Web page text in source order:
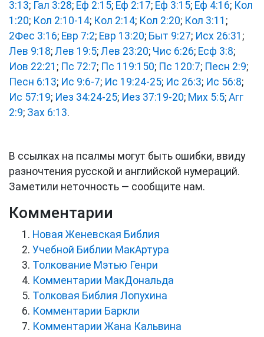
3:13; Гал 3:28; Еф 2:15; Еф 2:17; Еф 3:15; Еф 4:16; Кол
1:20; Кол 2:10-14; Кол 2:14; Кол 2:20; Кол 3:11 ;
2Фес 3:16; Евр 7:2; Евр 13:20; Быт 9:27; Исх 26:31 ;
Лев 9:18; Лев 19:5; Лев 23:20; Чис 6:26; Есф 3:8;
Иов 22:21 ; Пс 72:7; Пс 119:150; Пс 120:7; Песн 2:9;
Песн 6:13; Ис 9:6-7; Ис 19:24-25; Ис 26:3; Ис 56:8;
Ис 57:19; Иез 34:24-25; Иез 37:19-20; Мих 5:5; Агг
2:9; Зах 6:13.
В ссылках на псалмы могут быть ошибки, ввиду
разночтения русской и английской нумераций.
Заметили неточность — сообщите нам.
Комментарии
Новая Женевская Библия
Учебной Библии МакАртура
Толкование Мэтью Генри
Комментарии МакДональда
Толковая Библия Лопухина
Комментарии Баркли
Комментарии Жана Кальвина